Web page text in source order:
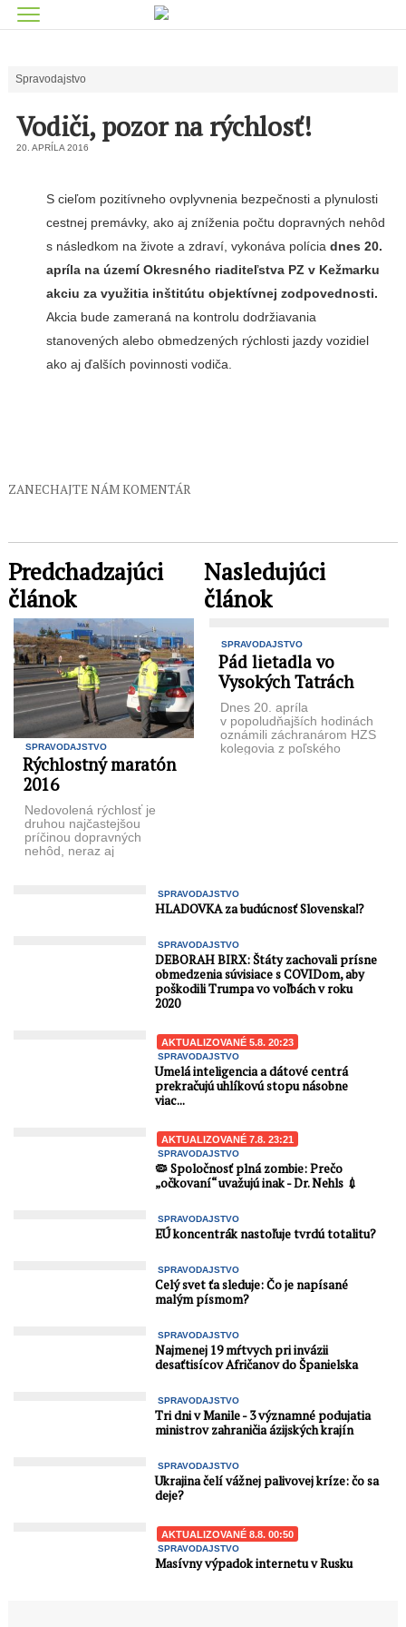
Spravodajstvo
Vodiči, pozor na rýchlosť!
20. APRÍLA 2016
S cieľom pozitívneho ovplyvnenia bezpečnosti a plynulosti
cestnej premávky, ako aj zníženia počtu dopravných nehôd
s následkom na živote a zdraví, vykonáva polícia dnes 20.
apríla na území Okresného riaditeľstva PZ v Kežmarku
akciu za využitia inštitútu objektívnej zodpovednosti.
Akcia bude zameraná na kontrolu dodržiavania
stanovených alebo obmedzených rýchlosti jazdy vozidiel
ako aj ďalších povinnosti vodiča.
ZANECHAJTE NÁM KOMENTÁR
Predchadzajúci
článok
SPRAVODAJSTVO
Rýchlostný maratón
2016
Nedovolená rýchlosť je
druhou najčastejšou
príčinou dopravných
nehôd, neraz aj
Nasledujúci
článok
SPRAVODAJSTVO
Pád lietadla vo
Vysokých Tatrách
Dnes 20. apríla
v popoludňajších hodinách
oznámili záchranárom HZS
kolegovia z poľského
SPRAVODAJSTVO
HLADOVKA za budúcnosť Slovenska⁉️
SPRAVODAJSTVO
DEBORAH BIRX: Štáty zachovali prísne
obmedzenia súvisiace s COVIDom, aby
poškodili Trumpa vo voľbách v roku
2020
AKTUALIZOVANÉ 5.8. 20:23
SPRAVODAJSTVO
Umelá inteligencia a dátové centrá
prekračujú uhlíkovú stopu násobne
viac...
AKTUALIZOVANÉ 7.8. 23:21
SPRAVODAJSTVO
🦠 Spoločnosť plná zombie: Prečo
„očkovaní“ uvažujú inak - Dr. Nehls 💉
SPRAVODAJSTVO
EÚ koncentrák nastoľuje tvrdú totalitu?
SPRAVODAJSTVO
Celý svet ťa sleduje: Čo je napísané
malým písmom?
SPRAVODAJSTVO
Najmenej 19 mŕtvych pri invázii
desaťtisícov Afričanov do Španielska
SPRAVODAJSTVO
Tri dni v Manile - 3 významné podujatia
ministrov zahraničia ázijských krajín
SPRAVODAJSTVO
Ukrajina čelí vážnej palivovej kríze: čo sa
deje?
AKTUALIZOVANÉ 8.8. 00:50
SPRAVODAJSTVO
Masívny výpadok internetu v Rusku